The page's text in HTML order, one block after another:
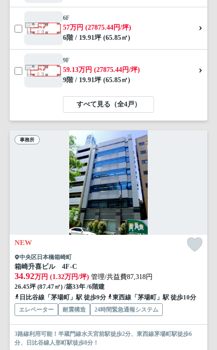
6F
57万円 (27875.44円/坪)
6階 / 19.91坪 (65.85㎡)
9F
59.13万円 (27875.44円/坪)
9階 / 19.91坪 (65.85㎡)
すべて見る（全4戸）
事務所
NEW
中央区日本橋箱崎町
箱崎升喜ビル 4F-C
34.92万円 (1.32万円/坪) 管理/共益費87,318円
26.45坪 (87.47㎡) /築33年 /6階建
日比谷線「茅場町」駅 徒歩9分
東西線「茅場町」駅 徒歩10分
エレベーター 耐震構造 24時間緊急通報システム
3路線利用可能！半蔵門線水天宮前駅徒歩2分、東西線茅場町駅徒歩6
分、日比谷線人形町駅徒歩8分！